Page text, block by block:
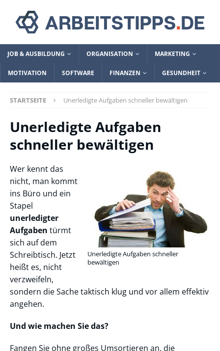
JOB & AUSBILDUNG ORGANISATION MARKETING
MOTIVATION SOFTWARE FINANZEN GESUNDHEIT
STARTSEITE Unerledigte Aufgaben schneller bewältigen
Unerledigte Aufgaben
schneller bewältigen
Unerledigte Aufgaben schneller
bewältigen
Wer kennt das
nicht, man kommt
ins Büro und ein
Stapel
unerledigter
Aufgaben türmt
sich auf dem
Schreibtisch. Jetzt
heißt es, nicht
verzweifeln,
sondern die Sache taktisch klug und vor allem effektiv
angehen.
Und wie machen Sie das?
Fangen Sie ohne großes Umsortieren an, die